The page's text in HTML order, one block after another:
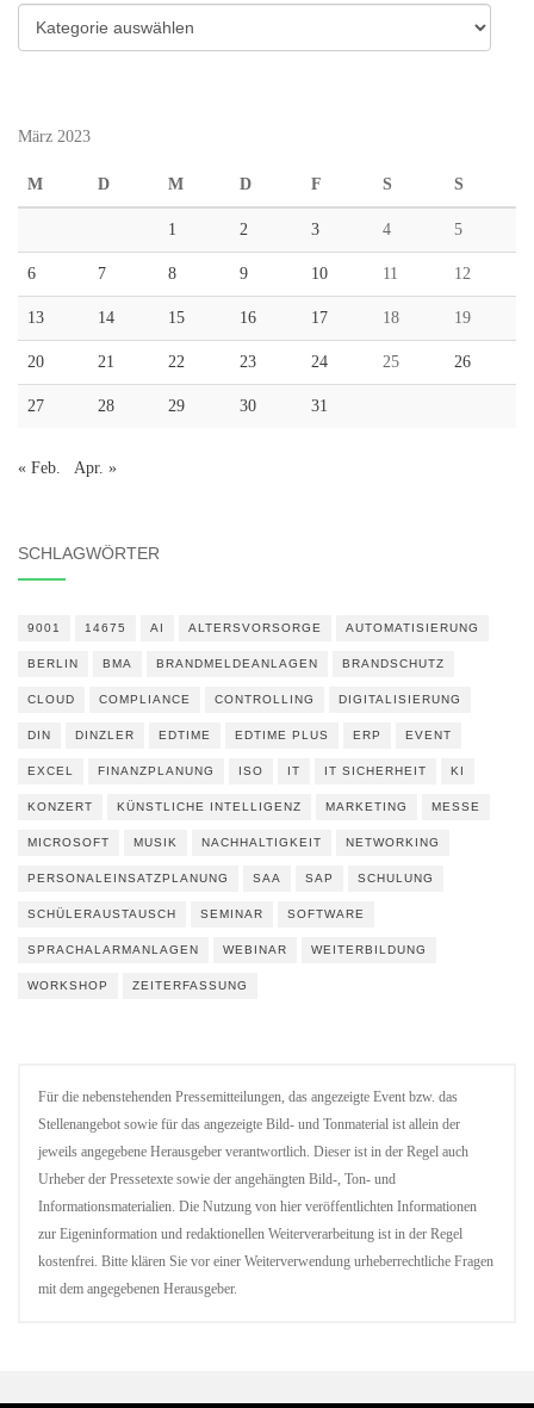
Kategorien
März 2023
M D M D F S S
1 2 3 4 5
6 7 8 9 10 11 12
13 14 15 16 17 18 19
20 21 22 23 24 25 26
27 28 29 30 31
« Feb. Apr. »
SCHLAGWÖRTER
9001 14675 AI ALTERSVORSORGE AUTOMATISIERUNG
BERLIN BMA BRANDMELDEANLAGEN BRANDSCHUTZ
CLOUD COMPLIANCE CONTROLLING DIGITALISIERUNG
DIN DINZLER EDTIME EDTIME PLUS ERP EVENT
EXCEL FINANZPLANUNG ISO IT IT SICHERHEIT KI
KONZERT KÜNSTLICHE INTELLIGENZ MARKETING MESSE
MICROSOFT MUSIK NACHHALTIGKEIT NETWORKING
PERSONALEINSATZPLANUNG SAA SAP SCHULUNG
SCHÜLERAUSTAUSCH SEMINAR SOFTWARE
SPRACHALARMANLAGEN WEBINAR WEITERBILDUNG
WORKSHOP ZEITERFASSUNG
Für die nebenstehenden Pressemitteilungen, das angezeigte Event bzw. das
Stellenangebot sowie für das angezeigte Bild- und Tonmaterial ist allein der
jeweils angegebene Herausgeber verantwortlich. Dieser ist in der Regel auch
Urheber der Pressetexte sowie der angehängten Bild-, Ton- und
Informationsmaterialien. Die Nutzung von hier veröffentlichten Informationen
zur Eigeninformation und redaktionellen Weiterverarbeitung ist in der Regel
kostenfrei. Bitte klären Sie vor einer Weiterverwendung urheberrechtliche Fragen
mit dem angegebenen Herausgeber.